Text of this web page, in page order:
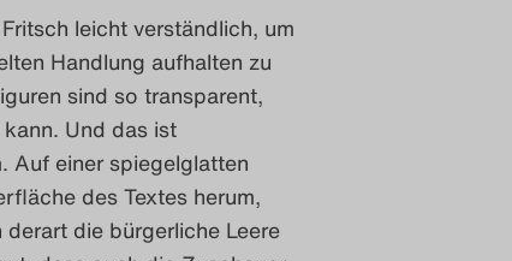
leicht verständlich, um
Handlung aufhalten zu
sind so transparent,
Und das ist
Auf einer spiegelglatten
des Textes herum,
die bürgerliche Leere